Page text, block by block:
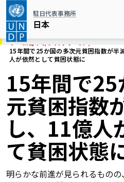
ン
コ
移
動
駐日代表事務所
日本
ホーム
15年間で25か国の多次元貧困指数が
人が依然として貧困状態に
15年間で
元貧困指
し、11億人
て貧困状態
明らかな前進が見られるもの